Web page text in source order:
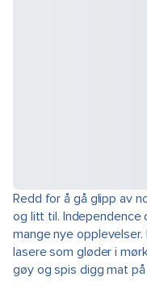
Redd for å gå glipp av
og litt til.
mange nye
lasere som gløder i
gøy og spis digg mat